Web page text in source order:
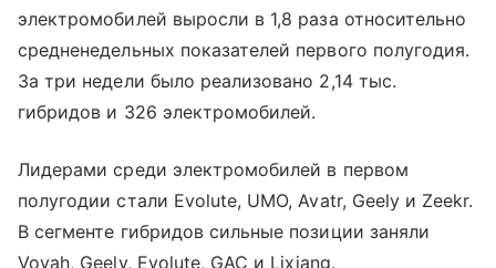
электромобилей выросли в 1,8 раза относительно
средненедельных показателей первого полугодия.
За три недели было реализовано 2,14 тыс.
гибридов и 326 электромобилей.
Лидерами среди электромобилей в первом
полугодии стали Evolute, UMO, Avatr, Geely и Zeekr.
В сегменте гибридов сильные позиции заняли
Voyah, Geely, Evolute, GAC и Lixiang.